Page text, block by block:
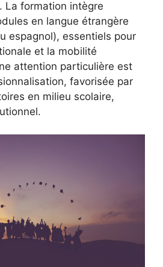
La formation intègre
en langue étrangère
espagnol), essentiels pour
et la mobilité
attention particulière est
favorisée par
en milieu scolaire,